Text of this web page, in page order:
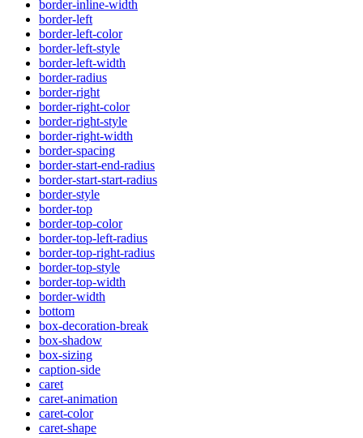
border-inline-width
border-left
border-left-color
border-left-style
border-left-width
border-radius
border-right
border-right-color
border-right-style
border-right-width
border-spacing
border-start-end-radius
border-start-start-radius
border-style
border-top
border-top-color
border-top-left-radius
border-top-right-radius
border-top-style
border-top-width
border-width
bottom
box-decoration-break
box-shadow
box-sizing
caption-side
caret
caret-animation
caret-color
caret-shape